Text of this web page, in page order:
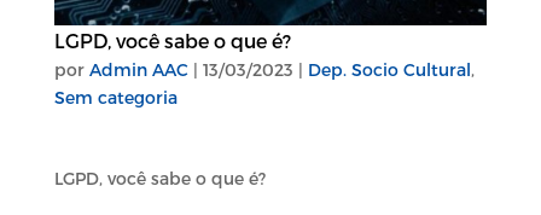
LGPD, você sabe o que é?
por Admin AAC| 13/03/2023 | Dep. Socio Cultural,
Sem categoria
LGPD, você sabe o que é?